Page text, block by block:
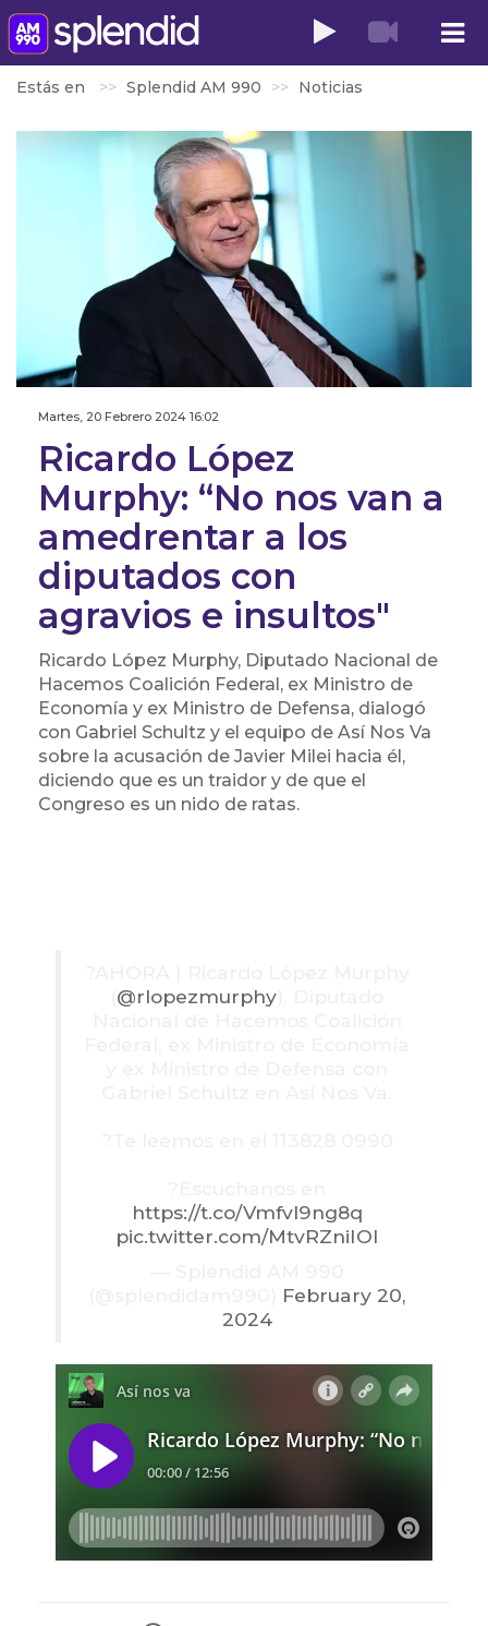
Estás en Splendid AM 990 Noticias
Martes, 20 Febrero 2024 16:02
Ricardo López
Murphy: “No nos van a
amedrentar a los
diputados con
agravios e insultos"
Ricardo López Murphy, Diputado Nacional de
Hacemos Coalición Federal, ex Ministro de
Economía y ex Ministro de Defensa, dialogó
con Gabriel Schultz y el equipo de Así Nos Va
sobre la acusación de Javier Milei hacia él,
diciendo que es un traidor y de que el
Congreso es un nido de ratas.
@rlopezmurphy
https://t.co/Vmfvl9ng8q
pic.twitter.com/MtvRZniIOI
February 20,
2024